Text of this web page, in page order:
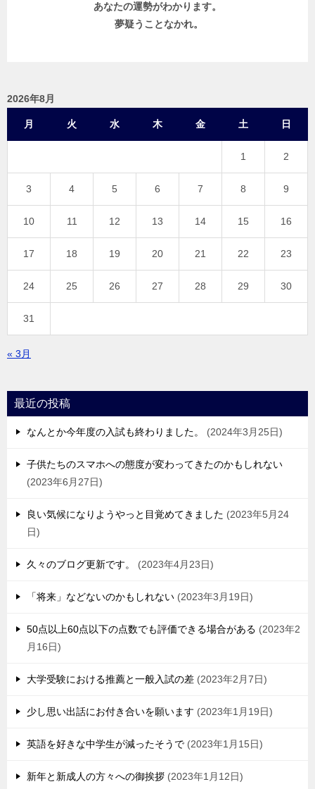
あなたの運勢がわかります。
夢疑うことなかれ。
2026年8月
月 火 水 木 金 土 日
1 2
3 4 5 6 7 8 9
10 11 12 13 14 15 16
17 18 19 20 21 22 23
24 25 26 27 28 29 30
31
« 3月
最近の投稿
なんとか今年度の入試も終わりました。 2024年3月25日
子供たちのスマホへの態度が変わってきたのかもしれない
2023年6月27日
良い気候になりようやっと目覚めてきました
2023年5月24
日
久々のブログ更新です。 2023年4月23日
「将来」などないのかもしれない 2023年3月19日
50点以上60点以下の点数でも評価できる場合がある
2023年2
月16日
大学受験における推薦と一般入試の差 2023年2月7日
少し思い出話にお付き合いを願います 2023年1月19日
英語を好きな中学生が減ったそうで 2023年1月15日
新年と新成人の方々への御挨拶 2023年1月12日